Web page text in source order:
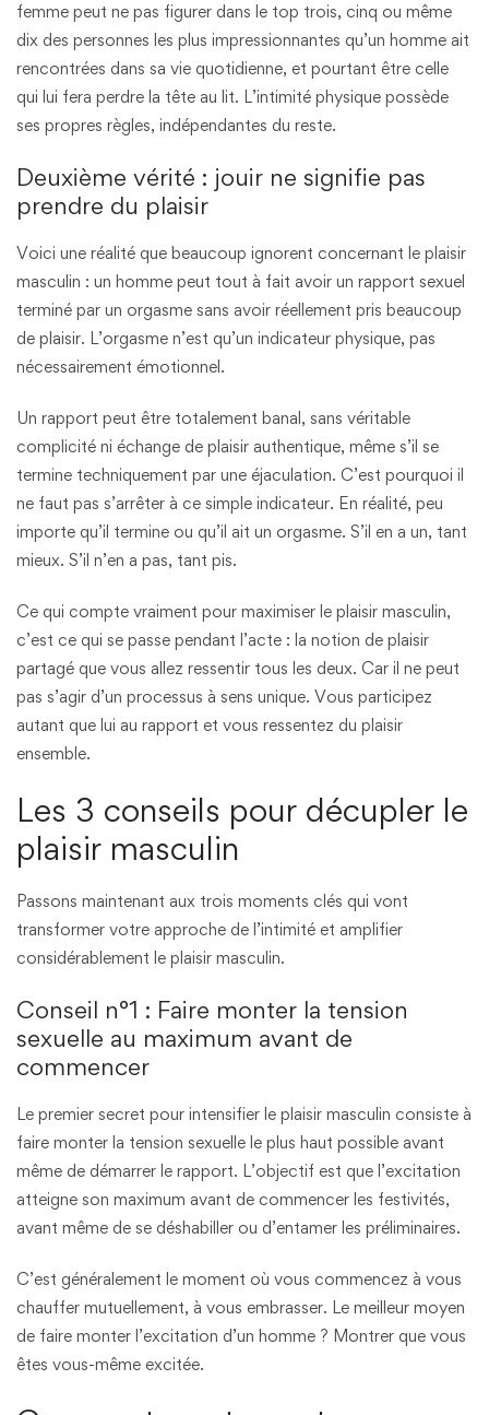
femme peut ne pas figurer dans le top trois, cinq ou même
dix des personnes les plus impressionnantes qu’un homme ait
rencontrées dans sa vie quotidienne, et pourtant être celle
qui lui fera perdre la tête au lit. L’intimité physique possède
ses propres règles, indépendantes du reste.
Deuxième vérité : jouir ne signifie pas
prendre du plaisir
Voici une réalité que beaucoup ignorent concernant le plaisir
masculin : un homme peut tout à fait avoir un rapport sexuel
terminé par un orgasme sans avoir réellement pris beaucoup
de plaisir. L’orgasme n’est qu’un indicateur physique, pas
nécessairement émotionnel.
Un rapport peut être totalement banal, sans véritable
complicité ni échange de plaisir authentique, même s’il se
termine techniquement par une éjaculation. C’est pourquoi il
ne faut pas s’arrêter à ce simple indicateur. En réalité, peu
importe qu’il termine ou qu’il ait un orgasme. S’il en a un, tant
mieux. S’il n’en a pas, tant pis.
Ce qui compte vraiment pour maximiser le plaisir masculin,
c’est ce qui se passe pendant l’acte : la notion de plaisir
partagé que vous allez ressentir tous les deux. Car il ne peut
pas s’agir d’un processus à sens unique. Vous participez
autant que lui au rapport et vous ressentez du plaisir
ensemble.
Les 3 conseils pour décupler le
plaisir masculin
Passons maintenant aux trois moments clés qui vont
transformer votre approche de l’intimité et amplifier
considérablement le plaisir masculin.
Conseil n°1 : Faire monter la tension
sexuelle au maximum avant de
commencer
Le premier secret pour intensifier le plaisir masculin consiste à
faire monter la tension sexuelle le plus haut possible avant
même de démarrer le rapport. L’objectif est que l’excitation
atteigne son maximum avant de commencer les festivités,
avant même de se déshabiller ou d’entamer les préliminaires.
C’est généralement le moment où vous commencez à vous
chauffer mutuellement, à vous embrasser. Le meilleur moyen
de faire monter l’excitation d’un homme ? Montrer que vous
êtes vous-même excitée.